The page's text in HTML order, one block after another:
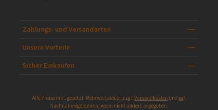
Zahlungs- und Versandarten
Unsere Vorteile
Sicher Einkaufen
Alle Preise inkl. gesetzl. Mehrwertsteuer zzgl. Versandkosten und ggf.
Nachnahmegebühren, wenn nicht anders angegeben.